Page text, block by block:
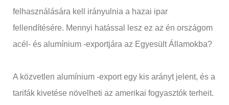
felhasználására kell irányulnia a hazai ipar
fellendítésére. Mennyi hatással lesz ez az én országom
acél- és alumínium -exportjára az Egyesült Államokba?
A közvetlen alumínium -export egy kis arányt jelent, és a
tarifák kivetése növelheti az amerikai fogyasztók terheit.